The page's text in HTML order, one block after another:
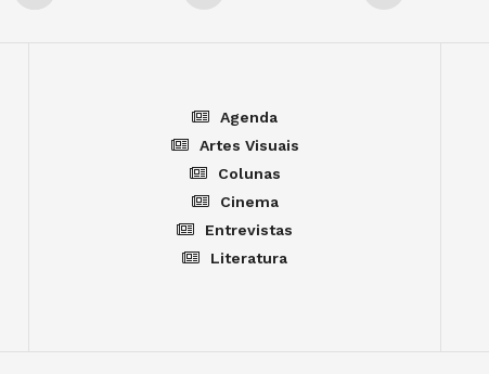
Agenda
Artes Visuais
Colunas
Cinema
Entrevistas
Literatura